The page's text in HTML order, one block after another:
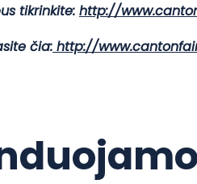
tikrinkite: http://
čia: http://